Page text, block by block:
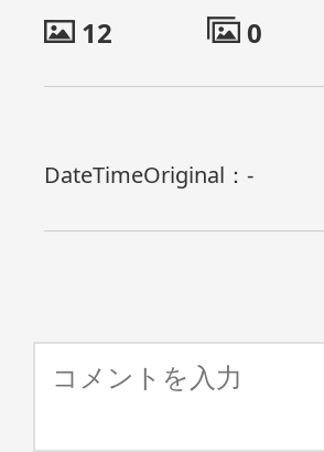
12
0
DateTimeOriginal： -